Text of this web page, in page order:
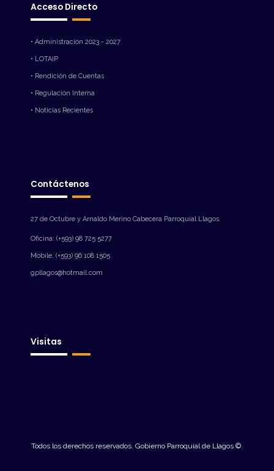
Acceso Directo
• Administración 2023 - 2027
• LOTAIP
• Rendición de Cuentas
• Regulación Interna
• Noticias Recientes
Contáctenos
27 de Octubre y Arnaldo Merino Cabecera Parroquial Llagos.
Oficina: (+593) 98 725 5277
Mobile: (+593) 96 108 1505
gpllagos@hotmail.com
Visitas
Todos los derechos reservados. Gobierno Parroquial de Llagos ©.